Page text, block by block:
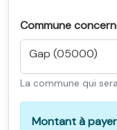
Commune
Gap (05000)
La commune qui
Montant à